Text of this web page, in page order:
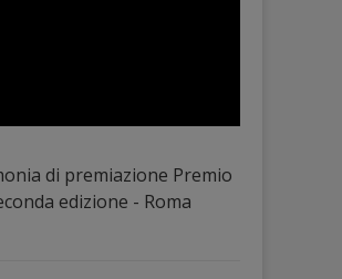
di premiazione Premio
edizione - Roma